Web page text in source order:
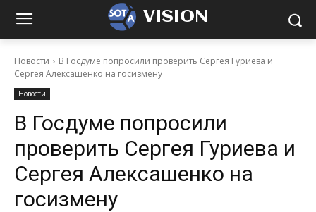
VISION
Новости
В Госдуме попросили проверить Сергея Гуриева и
Сергея Алексашенко на госизмену
Новости
В Госдуме попросили
проверить Сергея Гуриева и
Сергея Алексашенко на
госизмену